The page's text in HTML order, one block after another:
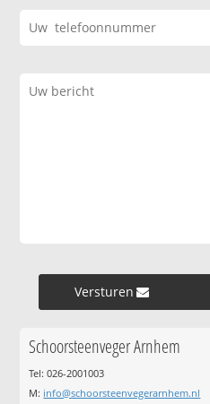
Versturen »
Schoorsteenveger Arnhem
Tel: 026-2001003
M: info@schoorsteenvegerarnhem.nl